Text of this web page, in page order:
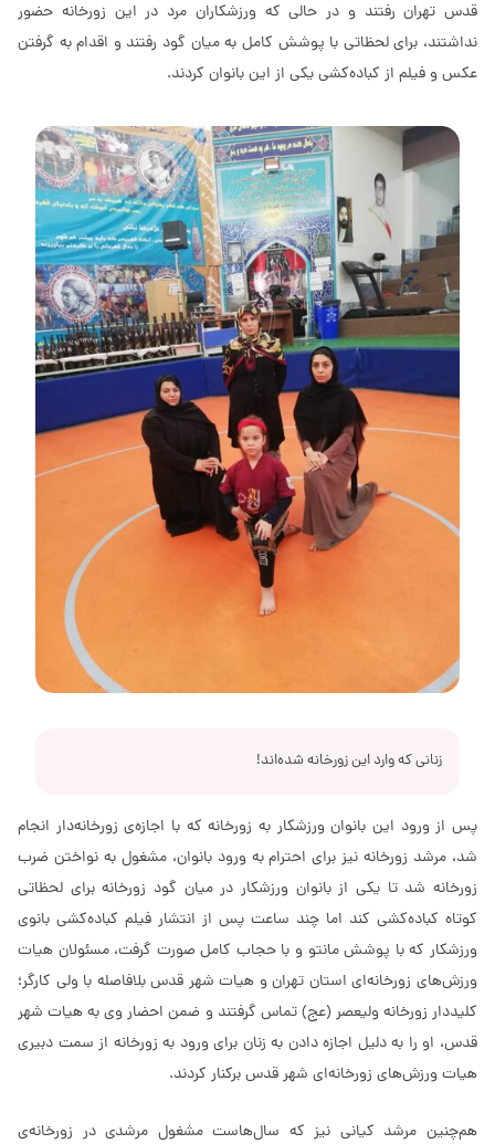
قدس تهران رفتند و در حالی که ورزشکاران مرد در این زورخانه حضور
نداشتند، برای لحظاتی با پوشش کامل به میان گود رفتند و اقدام به گرفتن
عکس و فیلم از کباده‌کشی یکی از این بانوان کردند.
زنانی که وارد این زورخانه شده‌اند!
پس از ورود این بانوان ورزشکار به زورخانه که با اجازه‌ی زورخانه‌دار انجام
شد، مرشد زورخانه نیز برای احترام به ورود بانوان، مشغول به نواختن ضرب
زورخانه شد تا یکی از بانوان ورزشکار در میان گود زورخانه برای لحظاتی
کوتاه کباده‌کشی کند اما چند ساعت پس از انتشار فیلم کباده‌کشی بانوی
ورزشکار که با پوشش مانتو و با حجاب کامل صورت گرفت، مسئولان هیات
ورزش‌های زورخانه‌ای استان تهران و هیات شهر قدس بلافاصله با ولی کارگر؛
کلیددار زورخانه ولیعصر (عج) تماس گرفتند و ضمن احضار وی به هیات شهر
قدس، او را به دلیل اجازه دادن به زنان برای ورود به زورخانه از سمت دبیری
هیات ورزش‌های زورخانه‌ای شهر قدس برکنار کردند.
هم‌چنین مرشد کیانی نیز که سال‌هاست مشغول مرشدی در زورخانه‌ی